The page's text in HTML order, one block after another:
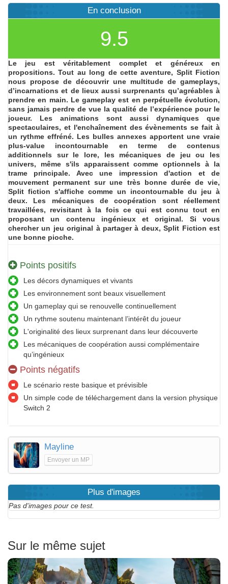
En conclusion
9.5
Le jeu est véritablement complet et généreux en
propositions. Tout au long de cette aventure, Split Fiction
nous propose de découvrir une multitude de gameplays,
d’incarnations et de lieux aussi surprenants qu’agréables à
prendre en main. Le gameplay est en perpétuelle évolution,
sans jamais perdre de vue la qualité de l’expérience pour le
joueur. Les animations sont aussi dynamiques que
spectaculaires, et l'enchaînement des évènements se fait à
un rythme effréné. Les bulles annexes apportent une vraie
plus-value incontournable en terme de contenus
additionnels sur le lore, les mécaniques de jeu ou les
univers, même s'ils apparaissent comme optionnels à la
trame principale. Avec une impression d'action et de
mouvement permanent sur une très bonne durée de vie,
Split fiction s'affiche comme un incontournable du jeu à
deux. Les mécaniques de coopération sont réellement
travaillées, revisitant à la fois ce qui est connu tout en
proposant un contenu ingénieux et original. Si vous
chercher un jeu original à partager à deux, Split Fiction est
une bonne pioche.
Points positifs
Les décors dynamiques et vivants
Les environnement sont beaux visuellement
Un gameplay qui se renouvelle continuellement
Un rythme soutenu maintenant l’intérêt du joueur
L'originalité des lieux surprenant dans leur découverte
Les mécaniques de coopération aussi complémentaire
qu’ingénieux
Points négatifs
Le scénario reste basique et prévisible
Un simple code de téléchargement dans la version physique
Switch 2
Mayline
Envoyer un MP
Plus d'images
Pas d'images pour ce test.
Sur le même sujet